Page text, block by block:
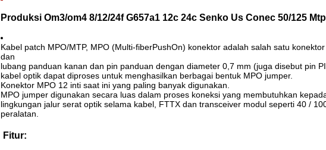
Produksi Om3/om4 8/12/24f G657a1 12c 24c Senko Us Conec 50/125
Kabel patch MPO/MTP, MPO (Multi-fiberPushOn) konektor adalah salah satu
dan
lubang panduan kanan dan pin panduan dengan diameter 0,7 mm (juga disebut pin
kabel optik dapat diproses untuk menghasilkan berbagai bentuk MPO jumper.
Konektor MPO 12 inti saat ini yang paling banyak digunakan.
MPO jumper digunakan secara luas dalam proses koneksi yang membutuhkan
lingkungan jalur serat optik selama kabel, FTTX dan transceiver modul seperti 40 /
peralatan.
Fitur: